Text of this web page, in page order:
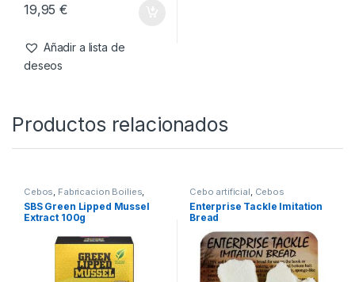
19,95€
Añadir a lista de
deseos
Productos relacionados
Cebos, Fabricacion Boilies,
Ingredientes
SBS Green Lipped Mussel
Extract 100g
Cebo artificial, Cebos
Enterprise Tackle Imitation
Bread